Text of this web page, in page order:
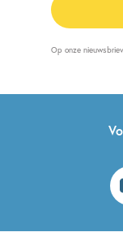
Op onze